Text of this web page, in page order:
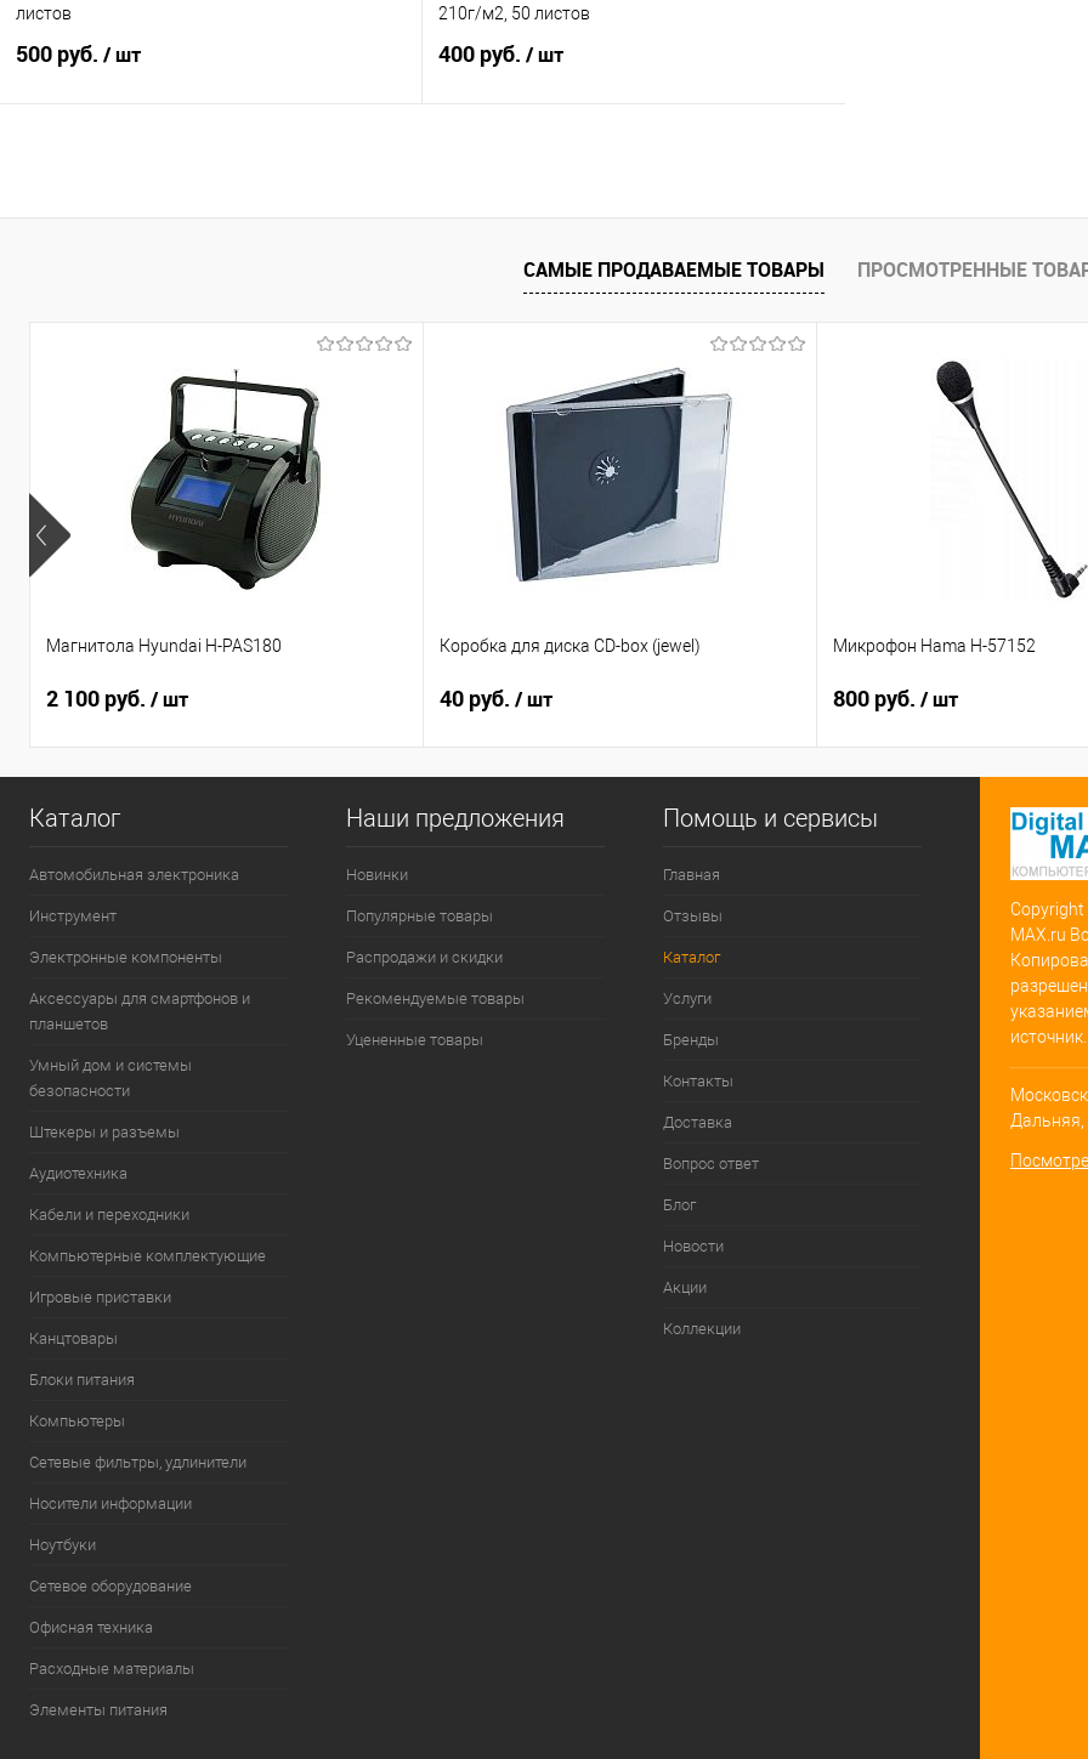
листов
500 руб. / шт
Купить в 1 клик
Сравнение
210г/м2, 50 листов
400 руб. / шт
Купить в 1 клик
Сравнение
В избранное
В наличии
САМЫЕ ПРОДАВАЕМЫЕ ТОВАРЫ ПРОСМОТРЕННЫЕ
Магнитола Hyundai H-PAS180
2 100 руб. / шт
Коробка для диска CD-box (jewel)
40 руб. / шт
Микрофон Hama H-57152
800 руб. / шт
Каталог
Автомобильная электроника
Инструмент
Электронные компоненты
Аксессуары для смартфонов и
планшетов
Умный дом и системы
безопасности
Штекеры и разъемы
Аудиотехника
Кабели и переходники
Компьютерные комплектующие
Игровые приставки
Канцтовары
Блоки питания
Компьютеры
Сетевые фильтры, удлинители
Носители информации
Ноутбуки
Сетевое оборудование
Офисная техника
Расходные материалы
Элементы питания
Наши предложения
Новинки
Популярные товары
Распродажи и скидки
Рекомендуемые товары
Уцененные товары
Помощь и сервисы
Главная
Отзывы
Каталог
Услуги
Бренды
Контакты
Доставка
Вопрос ответ
Блог
Новости
Акции
Коллекции
MAX.ru
источник.
Дальняя,